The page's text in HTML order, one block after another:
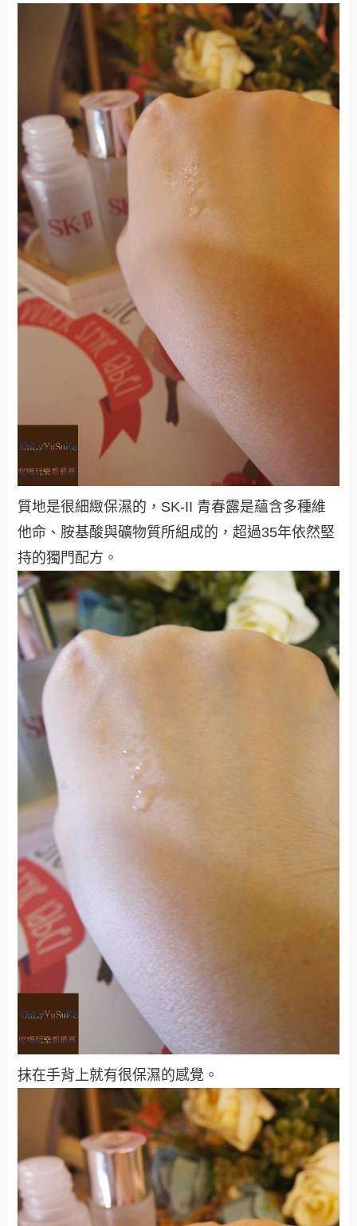
質地是很細緻保濕的， SK-II 青春露是蘊含多種維
他命、胺基酸與礦物質所組成的，超過35年依然堅
持的獨門配方 。
抹在手背上就有很保濕的感覺。